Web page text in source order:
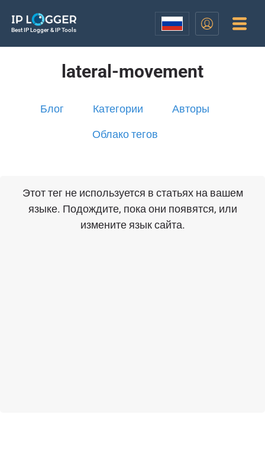
Best IP Logger & IP Tools
lateral-movement
Блог Категории Авторы
Облако тегов